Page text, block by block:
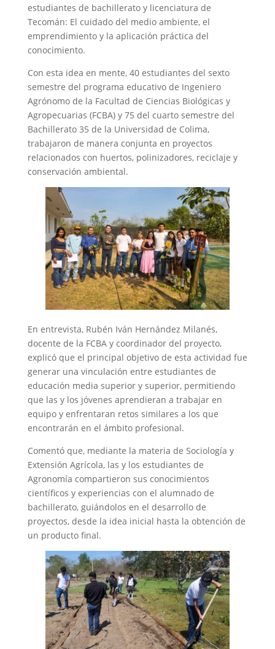
estudiantes de bachillerato y licenciatura de
Tecomán: El cuidado del medio ambiente, el
emprendimiento y la aplicación práctica del
conocimiento.
Con esta idea en mente, 40 estudiantes del sexto
semestre del programa educativo de Ingeniero
Agrónomo de la Facultad de Ciencias Biológicas y
Agropecuarias (FCBA) y 75 del cuarto semestre del
Bachillerato 35 de la Universidad de Colima,
trabajaron de manera conjunta en proyectos
relacionados con huertos, polinizadores, reciclaje y
conservación ambiental.
En entrevista, Rubén Iván Hernández Milanés,
docente de la FCBA y coordinador del proyecto,
explicó que el principal objetivo de esta actividad fue
generar una vinculación entre estudiantes de
educación media superior y superior, permitiendo
que las y los jóvenes aprendieran a trabajar en
equipo y enfrentaran retos similares a los que
encontrarán en el ámbito profesional.
Comentó que, mediante la materia de Sociología y
Extensión Agrícola, las y los estudiantes de
Agronomía compartieron sus conocimientos
científicos y experiencias con el alumnado de
bachillerato, guiándolos en el desarrollo de
proyectos, desde la idea inicial hasta la obtención de
un producto final.